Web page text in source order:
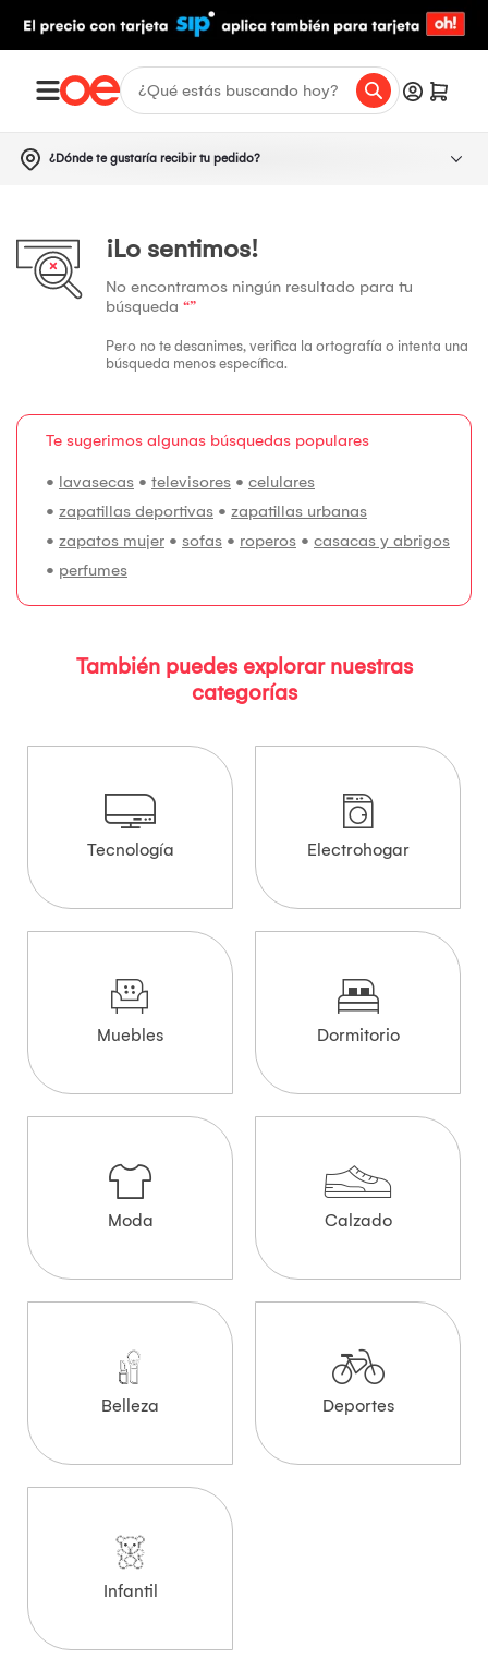
¿Dónde te gustaría recibir tu pedido?
¡Lo sentimos!
No encontramos ningún resultado para tu
búsqueda “”
Pero no te desanimes, verifica la ortografía o intenta una
búsqueda menos específica.
Te sugerimos algunas búsquedas populares
• lavasecas • televisores • celulares
• zapatillas deportivas • zapatillas urbanas
• zapatos mujer • sofas • roperos • casacas y abrigos
• perfumes
También puedes explorar nuestras
categorías
Tecnología Electrohogar
Muebles Dormitorio
Moda Calzado
Belleza Deportes
Infantil